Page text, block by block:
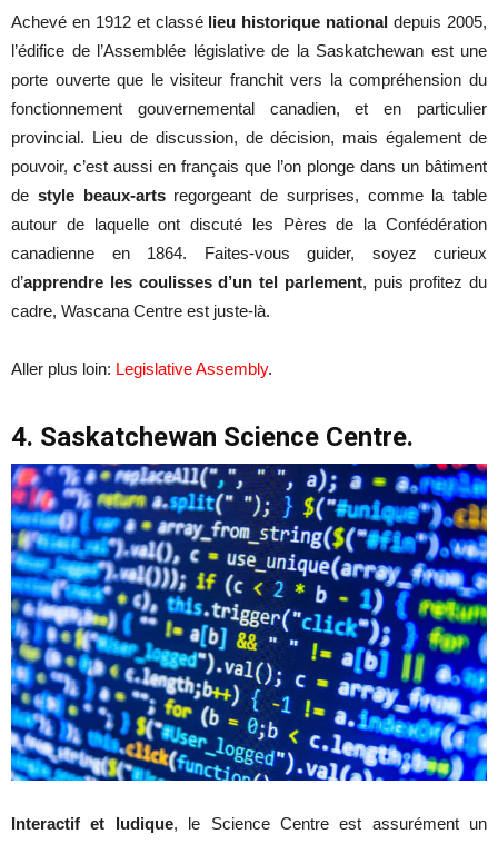
Achevé en 1912 et classé lieu historique national depuis 2005,
l’édifice de l’Assemblée législative de la Saskatchewan est une
porte ouverte que le visiteur franchit vers la compréhension du
fonctionnement gouvernemental canadien, et en particulier
provincial. Lieu de discussion, de décision, mais également de
pouvoir, c’est aussi en français que l’on plonge dans un bâtiment
de style beaux-artsregorgeant de surprises, comme la table
autour de laquelle ont discuté les Pères de la Confédération
canadienne en 1864. Faites-vous guider, soyez curieux
d’apprendre les coulisses d’un tel parlement, puis profitez du
cadre, Wascana Centre est juste-là.
Aller plus loin: Legislative Assembly.
4. Saskatchewan Science Centre.
Interactif et ludique, le Science Centre est assurément un